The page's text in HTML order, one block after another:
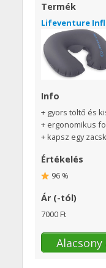
Termék
Lifeventure
Info
+ gyors töltő és
+ ergonomikus
+ kapsz egy
Értékelés
96 %
Ár (-tól)
7000 Ft
Alacsony